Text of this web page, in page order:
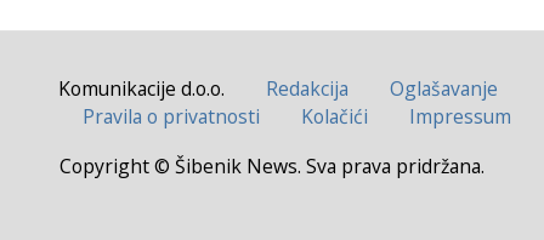
Komunikacije d.o.o. Redakcija
Oglašavanje
Pravila o privatnosti
Kolačići
Impressum
Copyright © Šibenik News. Sva prava pridržana.